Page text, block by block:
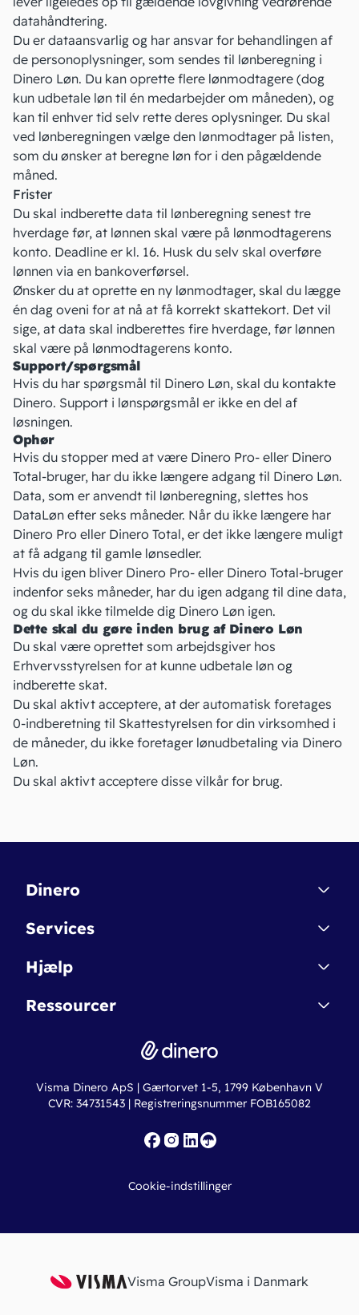
datahåndtering.
Du er dataansvarlig og har ansvar for behandlingen af
de personoplysninger, som sendes til lønberegning i
Dinero Løn. Du kan oprette flere lønmodtagere (dog
kun udbetale løn til én medarbejder om måneden), og
kan til enhver tid selv rette deres oplysninger. Du skal
ved lønberegningen vælge den lønmodtager på listen,
som du ønsker at beregne løn for i den pågældende
måned.
Frister
Du skal indberette data til lønberegning senest tre
hverdage før, at lønnen skal være på lønmodtagerens
konto. Deadline er kl. 16. Husk du selv skal overføre
lønnen via en bankoverførsel.
Ønsker du at oprette en ny lønmodtager, skal du lægge
én dag oveni for at nå at få korrekt skattekort. Det vil
sige, at data skal indberettes fire hverdage, før lønnen
skal være på lønmodtagerens konto.
Support/spørgsmål
Hvis du har spørgsmål til Dinero Løn, skal du kontakte
Dinero. Support i lønspørgsmål er ikke en del af
løsningen.
Ophør
Hvis du stopper med at være Dinero Pro- eller Dinero
Total-bruger, har du ikke længere adgang til Dinero Løn.
Data, som er anvendt til lønberegning, slettes hos
DataLøn efter seks måneder. Når du ikke længere har
Dinero Pro eller Dinero Total, er det ikke længere muligt
at få adgang til gamle lønsedler.
Hvis du igen bliver Dinero Pro- eller Dinero Total-bruger
indenfor seks måneder, har du igen adgang til dine data,
og du skal ikke tilmelde dig Dinero Løn igen.
Dette skal du gøre inden brug af Dinero Løn
Du skal være oprettet som arbejdsgiver hos
Erhvervsstyrelsen for at kunne udbetale løn og
indberette skat.
Du skal aktivt acceptere, at der automatisk foretages
0-indberetning til Skattestyrelsen for din virksomhed i
de måneder, du ikke foretager lønudbetaling via Dinero
Løn.
Du skal aktivt acceptere disse vilkår for brug.
Dinero
Kontakt
Betingelser & Sikkerhed
Nye funktioner
Services
Dinero Starter
Dinero Pro
Erhvervslån
Fakturaskabeloner
Hjælp
Regnskabsordbogen
Online regnskabskurser
Ressourcer
Ny virksomhed
Iværksætterlegat
Visma Dinero ApS | Gærtorvet 1-5, 1799 København V
CVR: 34731543 | Registreringsnummer FOB165082
Cookie-indstillinger
Visma GroupVisma i Danmark